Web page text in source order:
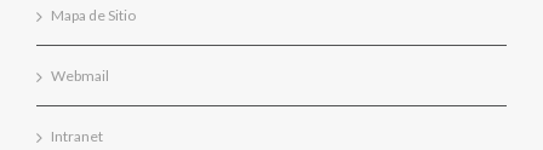
Mapa de Sitio
Webmail
Intranet